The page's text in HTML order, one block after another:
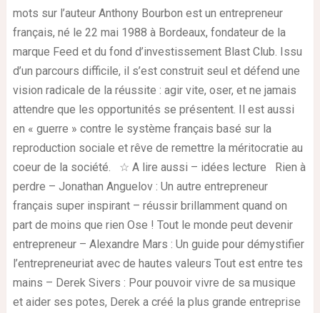
mots sur l’auteur Anthony Bourbon est un entrepreneur
français, né le 22 mai 1988 à Bordeaux, fondateur de la
marque Feed et du fond d’investissement Blast Club. Issu
d’un parcours difficile, il s’est construit seul et défend une
vision radicale de la réussite : agir vite, oser, et ne jamais
attendre que les opportunités se présentent. Il est aussi
en « guerre » contre le système français basé sur la
reproduction sociale et rêve de remettre la méritocratie au
coeur de la société. ☆ A lire aussi – idées lecture Rien à
perdre – Jonathan Anguelov : Un autre entrepreneur
français super inspirant – réussir brillamment quand on
part de moins que rien Ose ! Tout le monde peut devenir
entrepreneur – Alexandre Mars : Un guide pour démystifier
l’entrepreneuriat avec de hautes valeurs Tout est entre tes
mains – Derek Sivers : Pour pouvoir vivre de sa musique
et aider ses potes, Derek a créé la plus grande entreprise